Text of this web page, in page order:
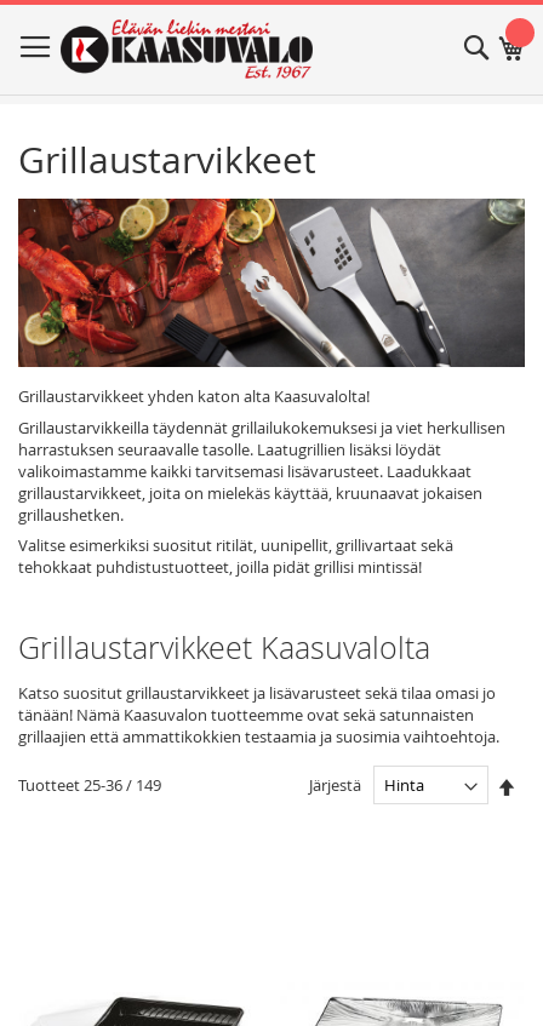
to
Content
Haku
Grillaustarvikkeet
Grillaustarvikkeet yhden katon alta Kaasuvalolta!
Grillaustarvikkeilla täydennät grillailukokemuksesi ja viet herkullisen
harrastuksen seuraavalle tasolle. Laatugrillien lisäksi löydät
valikoimastamme kaikki tarvitsemasi lisävarusteet. Laadukkaat
grillaustarvikkeet, joita on mielekäs käyttää, kruunaavat jokaisen
grillaushetken.
Valitse esimerkiksi suositut ritilät, uunipellit, grillivartaat sekä
tehokkaat puhdistustuotteet, joilla pidät grillisi mintissä!
Grillaustarvikkeet Kaasuvalolta
Katso suositut grillaustarvikkeet ja lisävarusteet sekä tilaa omasi jo
tänään! Nämä Kaasuvalon tuotteemme ovat sekä satunnaisten
grillaajien että ammattikokkien testaamia ja suosimia vaihtoehtoja.
Tuotteet25-36/ 149 Järjestä